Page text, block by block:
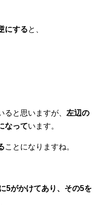
にすると、
と思いますが、 左辺の
なっています。
ことになりますね。
5がかけてあり、その5を